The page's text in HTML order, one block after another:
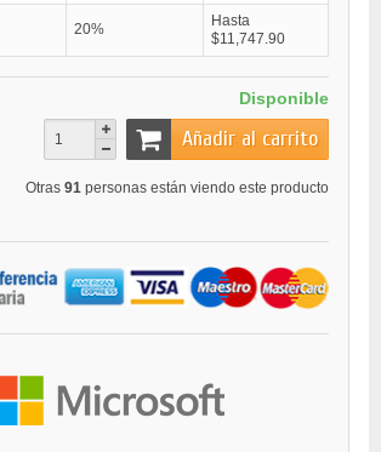
20%
Hasta
$11,747.90
Disponible
Añadir al carrito
Otras 91 personas están viendo este producto